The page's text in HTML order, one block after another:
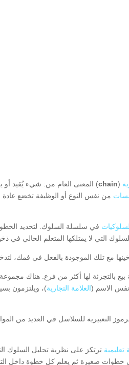
(
chain) المعنى العام من: شيء يُقيد أو
من نفس النوع أو الوظيفة تخضع
في سلسلة السلوك. لتحديد
التي لا يمتلكها المتعلم الحالي في
مع تلك الموجودة بالفعل في فمك،
لها أكثر من فرع. هناك مجموعة
نفس الاسم (العلامة التجارية)، ويلتزمون
تعليمية
خطوات صغيرة ثم يعلم كل خطوة داخل